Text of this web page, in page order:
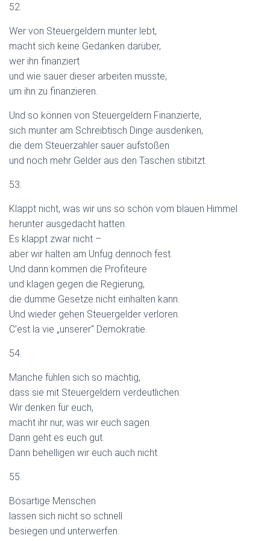
52.
Wer von Steuergeldern munter lebt,
macht sich keine Gedanken darüber,
wer ihn finanziert
und wie sauer dieser arbeiten musste,
um ihn zu finanzieren.
Und so können von Steuergeldern Finanzierte,
sich munter am Schreibtisch Dinge ausdenken,
die dem Steuerzahler sauer aufstoßen
und noch mehr Gelder aus den Taschen stibitzt.
53.
Klappt nicht, was wir uns so schön vom blauen Himmel
herunter ausgedacht hatten.
Es klappt zwar nicht –
aber wir halten am Unfug dennoch fest.
Und dann kommen die Profiteure
und klagen gegen die Regierung,
die dumme Gesetze nicht einhalten kann.
Und wieder gehen Steuergelder verloren.
C’est la vie „unserer“ Demokratie.
54.
Manche fühlen sich so mächtig,
dass sie mit Steuergeldern verdeutlichen:
Wir denken für euch,
macht ihr nur, was wir euch sagen.
Dann geht es euch gut.
Dann behelligen wir euch auch nicht.
55.
Bösartige Menschen
lassen sich nicht so schnell
besiegen und unterwerfen.